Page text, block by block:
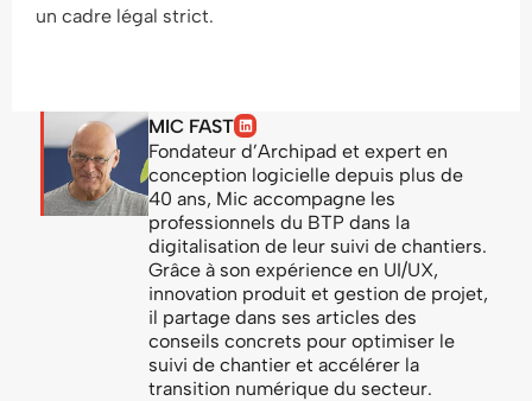
un cadre légal strict.
MIC FAST
Fondateur d’Archipad et expert en
conception logicielle depuis plus de
40 ans, Mic accompagne les
professionnels du BTP dans la
digitalisation de leur suivi de chantiers.
Grâce à son expérience en UI/UX,
innovation produit et gestion de projet,
il partage dans ses articles des
conseils concrets pour optimiser le
suivi de chantier et accélérer la
transition numérique du secteur.